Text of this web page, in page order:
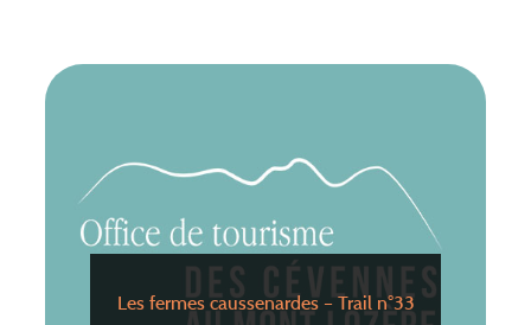
Les fermes caussenardes – Trail n°33